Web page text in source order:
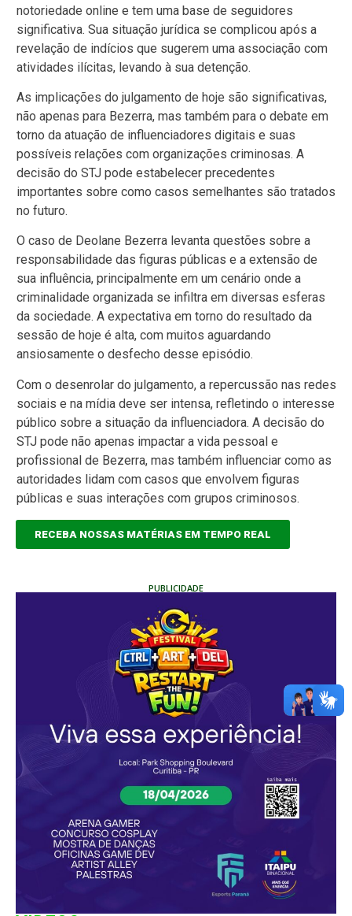
notoriedade online e tem uma base de seguidores
significativa. Sua situação jurídica se complicou após a
revelação de indícios que sugerem uma associação com
atividades ilícitas, levando à sua detenção.
As implicações do julgamento de hoje são significativas,
não apenas para Bezerra, mas também para o debate em
torno da atuação de influenciadores digitais e suas
possíveis relações com organizações criminosas. A
decisão do STJ pode estabelecer precedentes
importantes sobre como casos semelhantes são tratados
no futuro.
O caso de Deolane Bezerra levanta questões sobre a
responsabilidade das figuras públicas e a extensão de
sua influência, principalmente em um cenário onde a
criminalidade organizada se infiltra em diversas esferas
da sociedade. A expectativa em torno do resultado da
sessão de hoje é alta, com muitos aguardando
ansiosamente o desfecho desse episódio.
Com o desenrolar do julgamento, a repercussão nas redes
sociais e na mídia deve ser intensa, refletindo o interesse
público sobre a situação da influenciadora. A decisão do
STJ pode não apenas impactar a vida pessoal e
profissional de Bezerra, mas também influenciar como as
autoridades lidam com casos que envolvem figuras
públicas e suas interações com grupos criminosos.
RECEBA NOSSAS MATÉRIAS EM TEMPO REAL
PUBLICIDADE